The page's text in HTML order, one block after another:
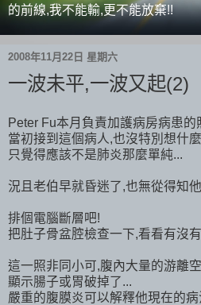
的前線,我不能輸,更不能放棄!!
2008年11月22日 星期六
一波未平,一波又起(2)
Peter Fu本月負責加護病房病患的
當初接到這個病人,也沒特別想什
只覺得應該不是肺炎那麼單純...
況且老伯早就昏迷了,也無從得知
排個電腦斷層吧!
把肚子骨盆腔檢查一下,看看有沒
這一照非同小可,腹內大量的游離
顯示腸子或胃破掉了...
嚴重的腹膜炎可以解釋他現在的病